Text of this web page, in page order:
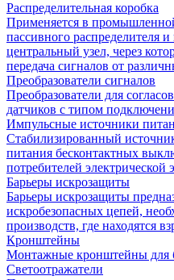
Распределительная коробка
Применяется в
пассивного распределителя и
центральный узел, через
передача сигналов от
Преобразователи сигналов
Преобразователи для
датчиков с типом
Импульсные источники
Стабилизированный
питания бесконтактных
потребителей электрической
Барьеры искрозащиты
Барьеры искрозащиты
искробезопасных цепей,
производств, где находятся
Кронштейны
Монтажные кронштейны для
Светоотражатели